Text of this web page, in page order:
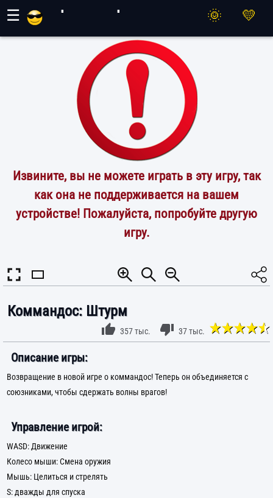
☰
Извините, вы не можете играть в эту игру, так
как она не поддерживается на вашем
устройстве! Пожалуйста, попробуйте другую
игру.
Коммандос: Штурм
357 тыс. 37 тыс.
Описание игры:
Возвращение в новой игре о коммандос! Теперь он объединяется с
союзниками, чтобы сдержать волны врагов!
Управление игрой:
WASD: Движение
Колесо мыши: Смена оружия
Мышь: Целиться и стрелять
S: дважды для спуска